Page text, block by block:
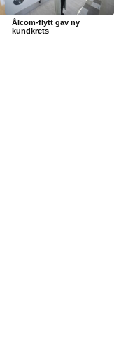
Ålcom-flytt gav ny
kundkrets